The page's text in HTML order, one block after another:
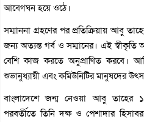
আবেগঘন হয়ে ওঠে।
সম্মাননা গ্রহণের পর প্রতিক্রিয়ায় আবু
জন্য অত্যন্ত গর্ব ও সম্মানের। এই
বেশি কাজ করতে অনুপ্রাণিত করবে।
শুভানুধ্যায়ী এবং কমিউনিটির মানুষদের
বাংলাদেশে জন্ম নেওয়া আবু তাহের
পরবর্তীতে তিনি দক্ষ ও পেশাদার